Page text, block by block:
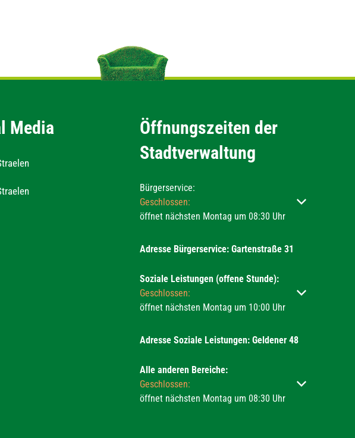
Media
Öffnungszeiten der
Stadtverwaltung
Bürgerservice:
Klicken, um weitere Öffnungs- oder Schließzeiten
Geschlossen:
öffnet nächsten Montag um 08:30 Uhr
Adresse Bürgerservice: Gartenstraße 31
Soziale Leistungen (offene Stunde):
Klicken, um weitere Öffnungs- oder Schließzeiten
Geschlossen:
öffnet nächsten Montag um 10:00 Uhr
Adresse Soziale Leistungen: Geldener 48
Alle anderen Bereiche:
Klicken, um weitere Öffnungs- oder Schließzeiten
Geschlossen:
öffnet nächsten Montag um 08:30 Uhr